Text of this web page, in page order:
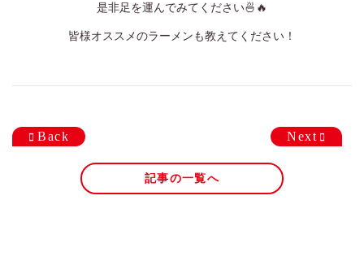
是非足を運んでみてください🍜🔥
皆様オススメのラーメンも教えてください！
Back
記事の一覧へ
Next